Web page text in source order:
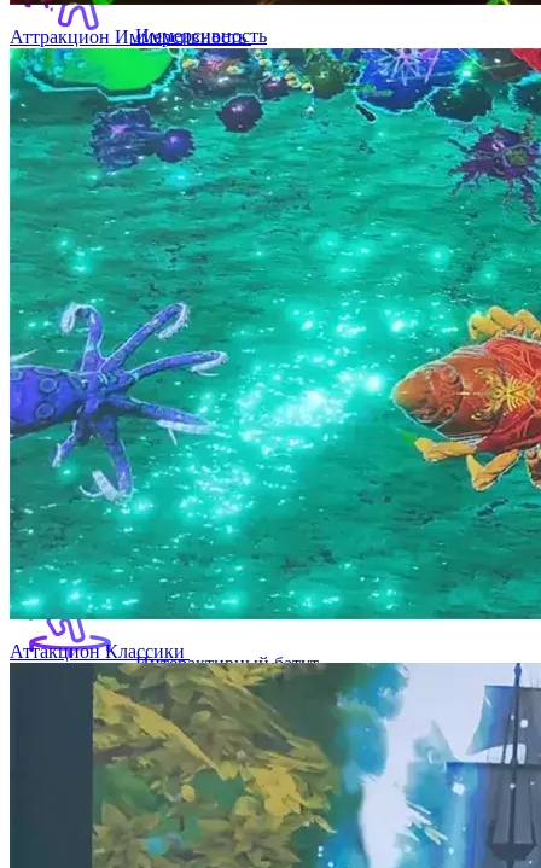
Аттракцион Иммерсивность
Аттакцион Классики
Иммерсивность
Мобильный игровой комплекс
Игровая песочница
Живые рисунки
Игровой спорт
Интерактивный батут
Игровой скалодром